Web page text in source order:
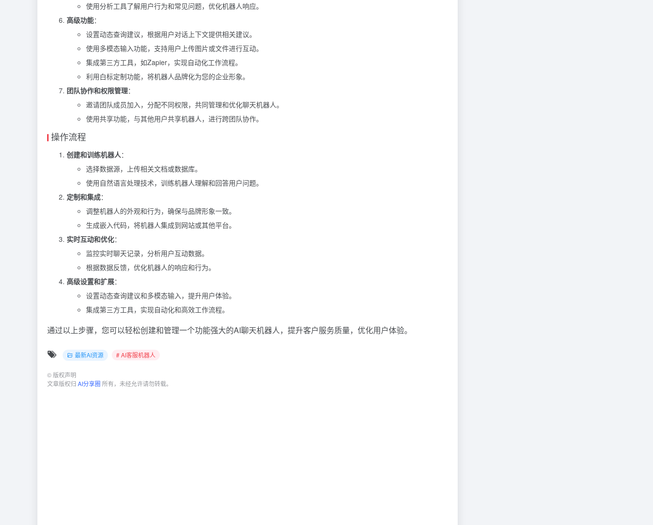
使用分析工具了解用户行为和常见问题，优化机器人响应。
高级功能：
设置动态查询建议，根据用户对话上下文提供相关建议。
使用多模态输入功能，支持用户上传图片或文件进行互动。
集成第三方工具，如Zapier，实现自动化工作流程。
利用白标定制功能，将机器人品牌化为您的企业形象。
团队协作和权限管理：
邀请团队成员加入，分配不同权限，共同管理和优化聊天机器人。
使用共享功能，与其他用户共享机器人，进行跨团队协作。
操作流程
创建和训练机器人：
选择数据源，上传相关文档或数据库。
使用自然语言处理技术，训练机器人理解和回答用户问题。
定制和集成：
调整机器人的外观和行为，确保与品牌形象一致。
生成嵌入代码，将机器人集成到网站或其他平台。
实时互动和优化：
监控实时聊天记录，分析用户互动数据。
根据数据反馈，优化机器人的响应和行为。
高级设置和扩展：
设置动态查询建议和多模态输入，提升用户体验。
集成第三方工具，实现自动化和高效工作流程。
通过以上步骤，您可以轻松创建和管理一个功能强大的AI聊天机器人，提升客户服务质量，优化用户体验。
最新AI资源 # AI客服机器人
© 版权声明
文章版权归 AI分享圈 所有，未经允许请勿转载。